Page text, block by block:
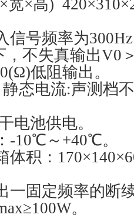
×高)
号频率为
，不失真输出V0
低阻输出。
态电流:声测档
电池供电。
-10℃～+40℃。
积：
一固定频率的断
。